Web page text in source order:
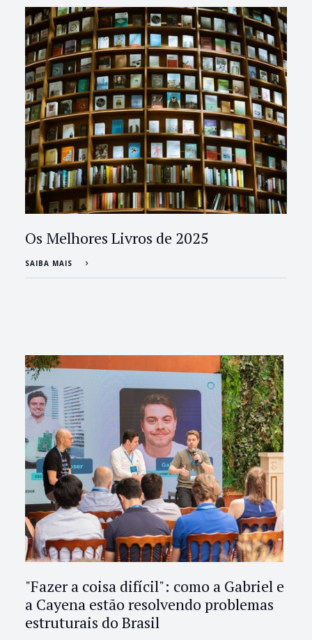
Os Melhores Livros de 2025
SAIBA MAIS
"Fazer a coisa difícil": como a Gabriel e
a Cayena estão resolvendo problemas
estruturais do Brasil